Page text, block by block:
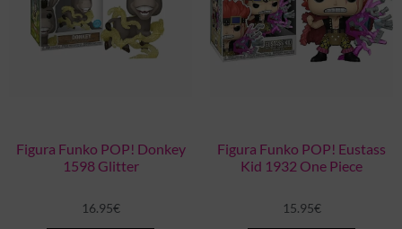
Figura Funko POP! Donkey
1598 Glitter
16.95€
Figura Funko POP! Eustass
Kid 1932 One Piece
15.95€